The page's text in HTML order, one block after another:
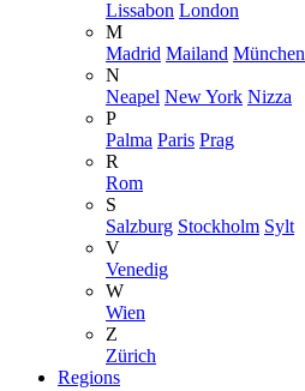
Lissabon London
M
Madrid Mailand München
N
Neapel New York Nizza
P
Palma Paris Prag
R
Rom
S
Salzburg Stockholm Sylt
V
Venedig
W
Wien
Z
Zürich
Regions